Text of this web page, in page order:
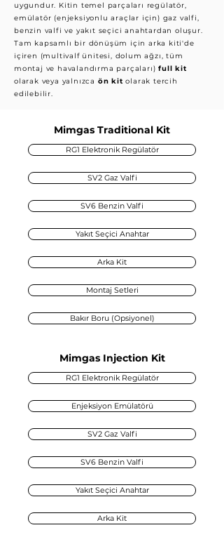
uygundur. Kitin temel parçaları regülatör,
emülatör (enjeksiyonlu araçlar için) gaz valfi,
benzin valfi ve yakıt seçici anahtardan oluşur.
Tam kapsamlı bir dönüşüm için arka kiti'de
içiren (multivalf ünitesi, dolum ağzı, tüm
montaj ve havalandırma parçaları)full kit
olarak veya yalnızca ön kit olarak tercih
edilebilir.
Mimgas Traditional Kit
RG1 Elektronik Regülatör
SV2 Gaz Valfi
SV6 Benzin Valfi
Yakıt Seçici Anahtar
Arka Kit
Montaj Setleri
Bakır Boru (Opsiyonel)
Mimgas Injection Kit
RG1 Elektronik Regülatör
Enjeksiyon Emülatörü
SV2 Gaz Valfi
SV6 Benzin Valfi
Yakıt Seçici Anahtar
Arka Kit